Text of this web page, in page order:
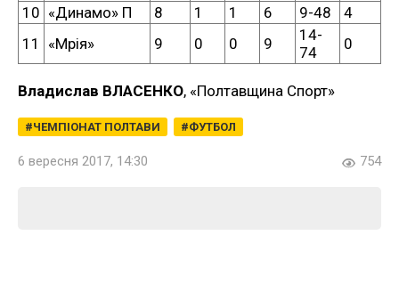
10 «Динамо» П 8 1 1 6 9-48
4
11
«Мрія» 9 0 0 9
14-
74
0
Владислав ВЛАСЕНКО, «Полтавщина Спорт»
ЧЕМПІОНАТ ПОЛТАВИ ФУТБОЛ
6 вересня 2017, 14:30 754